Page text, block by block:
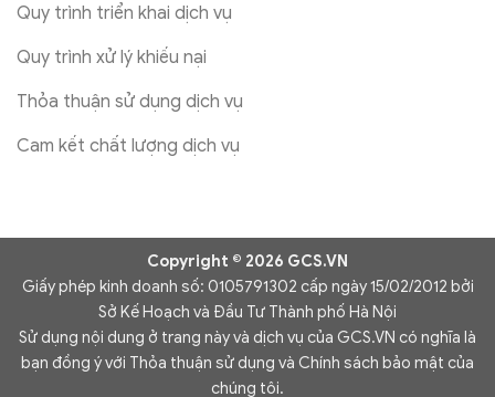
Quy trình triển khai dịch vụ
Quy trình xử lý khiếu nại
Thỏa thuận sử dụng dịch vụ
Cam kết chất lượng dịch vụ
Copyright © 2026 GCS.VN
Giấy phép kinh doanh số: 0105791302 cấp ngày 15/02/2012 bởi
Sở Kế Hoạch và Đầu Tư Thành phố Hà Nội
Sử dụng nội dung ở trang này và dịch vụ của GCS.VN có nghĩa là
bạn đồng ý với Thỏa thuận sử dụng và Chính sách bảo mật của
chúng tôi.